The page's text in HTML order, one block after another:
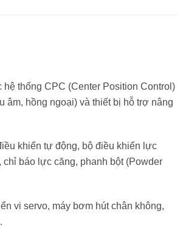
hệ thống CPC (Center Position Control)
âm, hồng ngoại) và thiết bị hỗ trợ nâng
khiển tự động, bộ điều khiển lực
báo lực căng, phanh bột (Powder
vi servo, máy bơm hút chân không,